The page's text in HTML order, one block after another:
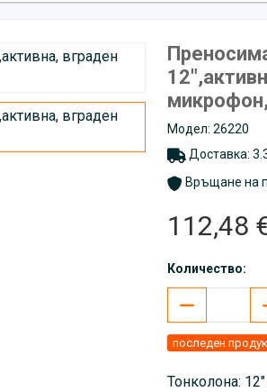
Модел: 26220
Доставка:
Връщане на
112,48
Количество:
последен
Тонколона: